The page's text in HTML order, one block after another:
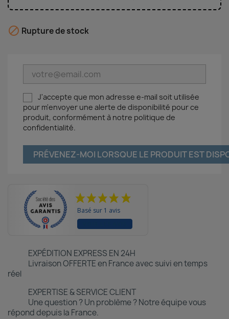
 Rupture de stock
J'accepte que mon adresse e-mail soit utilisée
pour m'envoyer une alerte de disponibilité pour ce
produit, conformément à notre politique de
confidentialité.
PRÉVENEZ-MOI LORSQUE LE PRODUIT EST
Basé sur 1 avis
EXPÉDITION EXPRESS EN 24H
Livraison OFFERTE en France avec suivi en temps
réel
EXPERTISE & SERVICE CLIENT
Une question ? Un problème ? Notre équipe vous
répond depuis la France.